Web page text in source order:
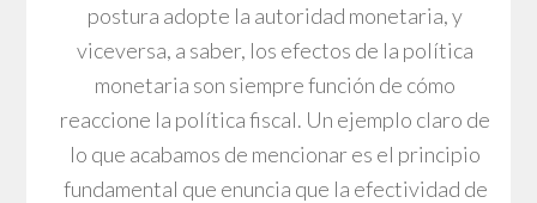
postura adopte la autoridad monetaria, y
viceversa, a saber, los efectos de la política
monetaria son siempre función de cómo
reaccione la política fiscal. Un ejemplo claro de
lo que acabamos de mencionar es el principio
fundamental que enuncia que la efectividad de